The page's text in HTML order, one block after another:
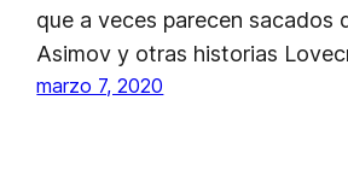
que a veces parecen sacados
Asimov y otras historias
marzo 7, 2020